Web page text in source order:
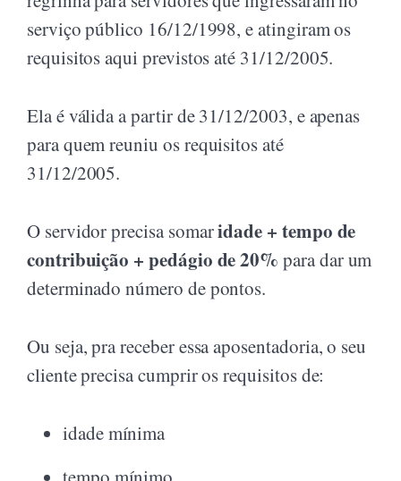
serviço público 16/12/1998, e atingiram os
requisitos aqui previstos até 31/12/2005.
Ela é válida a partir de 31/12/2003, e apenas
para quem reuniu os requisitos até
31/12/2005.
O servidor precisa somaridade + tempo de
contribuição + pedágio de 20% para dar um
determinado número de pontos.
Ou seja, pra receber essa aposentadoria, o seu
cliente precisa cumprir os requisitos de:
idade mínima